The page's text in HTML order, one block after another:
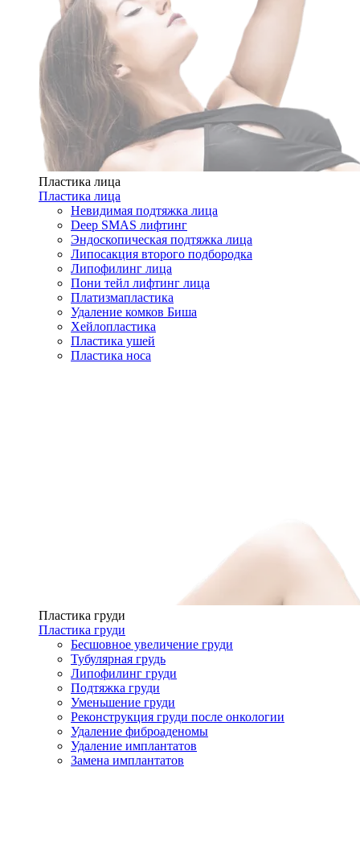
Пластика лица
Пластика лица
Невидимая подтяжка лица
Deep SMAS лифтинг
Эндоскопическая подтяжка лица
Липосакция второго подбородка
Липофилинг лица
Пони тейл лифтинг лица
Платизмапластика
Удаление комков Биша
Хейлопластика
Пластика ушей
Пластика носа
Пластика груди
Пластика груди
Бесшовное увеличение груди
Тубулярная грудь
Липофилинг груди
Подтяжка груди
Уменьшение груди
Реконструкция груди после онкологии
Удаление фиброаденомы
Удаление имплантатов
Замена имплантатов